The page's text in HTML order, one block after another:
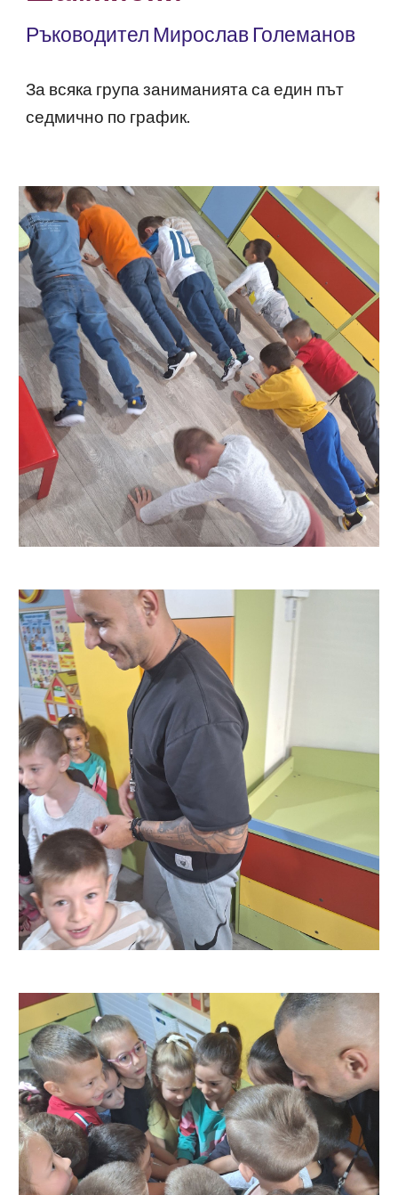
Ръководител Мирослав Големанов
За всяка група заниманията са един път
седмично по график.